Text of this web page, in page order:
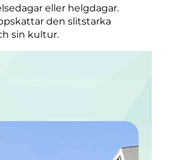
eller helgdagar.
den slitstarka
sin kultur.